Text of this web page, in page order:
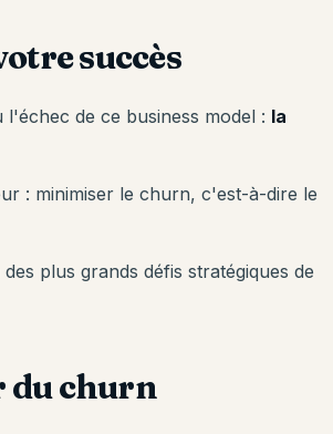
succès
de ce business model : la
: minimiser le churn, c'est-à-dire le
plus grands défis stratégiques de
du churn